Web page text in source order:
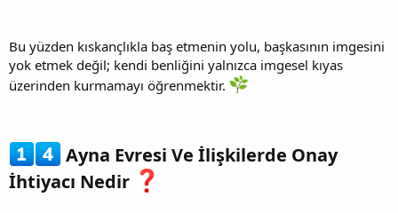
Bu yüzden kıskançlıkla baş etmenin yolu, başkasının imgesini
yok etmek değil; kendi benliğini yalnızca imgesel kıyas
üzerinden kurmamayı öğrenmektir.
Ayna Evresi Ve İlişkilerde Onay
İhtiyacı Nedir